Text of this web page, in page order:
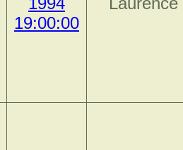
19:00:00